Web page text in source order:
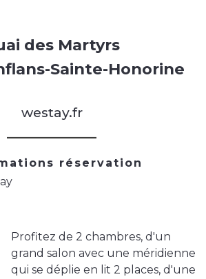
des Martyrs
Sainte-Honorine
westay.fr
réservation
Profitez de 2 chambres, d'un
grand salon avec une méridienne
qui se déplie en lit 2 places, d'une